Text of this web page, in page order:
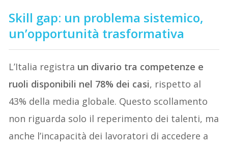
Skill gap: un problema sistemico,
un’opportunità trasformativa
L’Italia registra un divario tra competenze e
ruoli disponibili nel 78% dei casi, rispetto al
43% della media globale. Questo scollamento
non riguarda solo il reperimento dei talenti, ma
anche l’incapacità dei lavoratori di accedere a